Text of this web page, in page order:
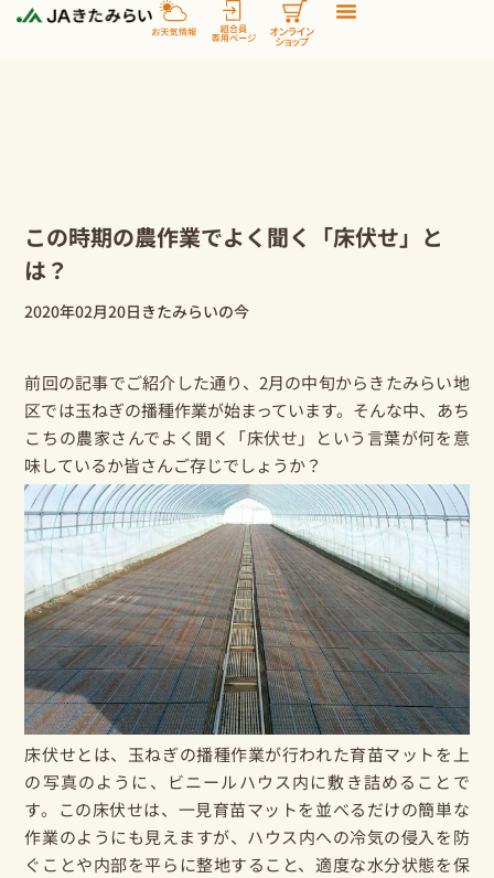
この時期の農作業でよく聞く「床伏せ」と
は？
2020年02月20日 きたみらいの今
前回の記事でご紹介した通り、2月の中旬からきたみらい地
区では玉ねぎの播種作業が始まっています。そんな中、あち
こちの農家さんでよく聞く「床伏せ」という言葉が何を意
味しているか皆さんご存じでしょうか？
床伏せとは、玉ねぎの播種作業が行われた育苗マットを上
の写真のように、ビニールハウス内に敷き詰めることで
す。この床伏せは、一見育苗マットを並べるだけの簡単な
作業のようにも見えますが、ハウス内への冷気の侵入を防
ぐことや内部を平らに整地すること、適度な水分状態を保